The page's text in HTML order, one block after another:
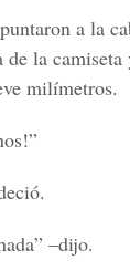
a la
de la
milímetros.
–dijo.